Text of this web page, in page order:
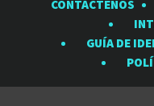
Observatorio
Rubin
en
CONTÁCTENOS
GUÍA DE